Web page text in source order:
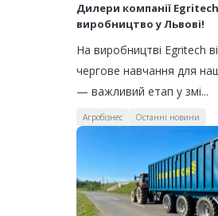
Дилери компанії
виробництво у Львові!
На виробництві Egritech
чергове навчання для
— важливий етап у змі...
Агробізнес Останні новини